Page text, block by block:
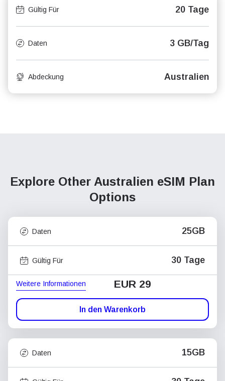
Gültig Für 20 Tage
Daten 3 GB/Tag
Abdeckung Australien
Explore Other Australien eSIM Plan
Options
Daten 25GB
Gültig Für 30 Tage
Weitere Informationen EUR 29
In den Warenkorb
Daten 15GB